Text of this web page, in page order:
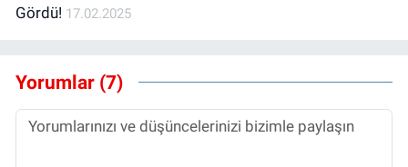
Gördü! 17.02.2025
Yorumlar (7)